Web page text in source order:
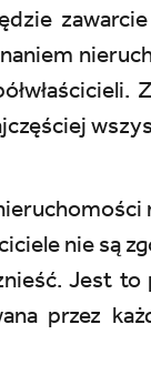
nie są
Jest
przez